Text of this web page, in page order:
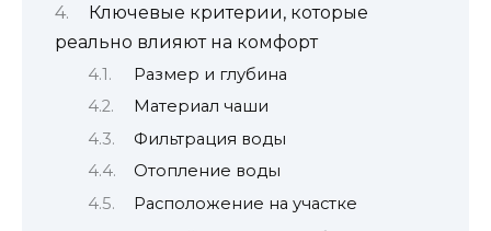
Ключевые критерии, которые
реально влияют на комфорт
Размер и глубина
Материал чаши
Фильтрация воды
Отопление воды
Расположение на участке